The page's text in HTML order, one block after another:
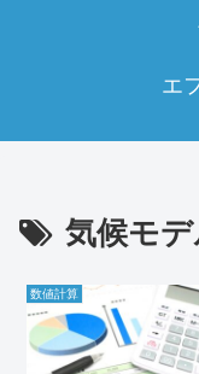
エ
気候モ
数値計算